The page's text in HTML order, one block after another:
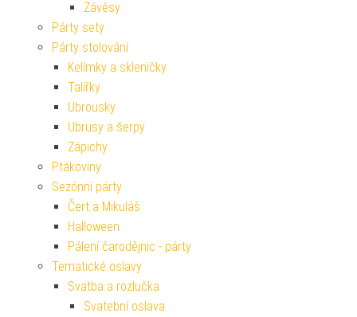
Závěsy
Párty sety
Párty stolování
Kelímky a skleničky
Talířky
Ubrousky
Ubrusy a šerpy
Zápichy
Ptákoviny
Sezónní párty
Čert a Mikuláš
Halloween
Pálení čarodějnic - párty
Tematické oslavy
Svatba a rozlučka
Svatební oslava